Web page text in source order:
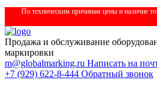
По техническим причинам цены и наличие
Продажа и обслуживание
маркировки
m@globalmarking.ru Написать на
+7 (929) 622-8-444 Обратный звонок